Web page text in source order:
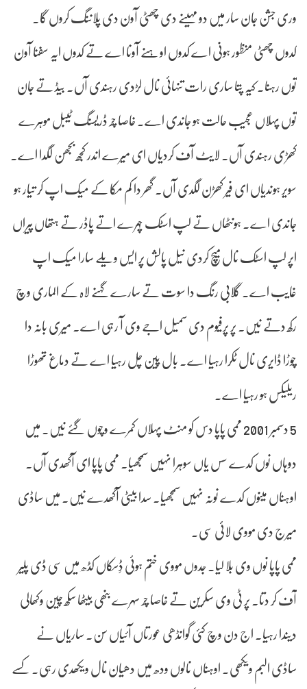
وری جشن جان سار میں دو مہینے دی چھٹی آون دی پلاننگ کروں گا۔
کدوں چھٹی منظور ہونی اے کدوں اوہنے آونا اے تے کدوں ایہ سفنا آون
توں رہنا۔ کیہ پتا ساری رات تنہائی نال لڑدی رہندی آں۔ بیڈ تے جان
توں پہلاں عجیب حالت ہو جاندی اے۔ خاصا چر ڈریسنگ ٹیبل موہرے
کھڑی رہندی آں۔ لایٹ آف کردیاں ای میرے اندر کجھ بجھن لگدا اے۔
سویر ہوندیاں ای فیر کھڑن لگدی آں۔ گھر دا کم مکا کے میک اپ کر تیار ہو
جاندی اے۔ ہونٹھاں تے لپ اسٹک چہرے اتے پاڈر تے ہتھاں پیراں
اپر لپ اسٹک نال میچ کردی نیل پالش پر ایس ویلے سارا میک اپ
غایب اے۔ گلابی رنگ دا سوت تے سارے گہنے لاہ کے الماری وچ
رکھ دتے نیں۔ پر پرفیوم دی سمیل اجے وی آ رہی اے۔ میری بانہ دا
چوڑا ڈایری نال ٹکرا رہیا اے۔ بال پین چل رہیا اے تے دماغ تھوڑا
ریلیکس ہو رہیا اے۔
5 دسمبر 2001 ممی پاپا دس کو منٹ پہلاں کمرے وچوں گئے نیں۔ میں
دوہاں نوں کدے سس یاں سوہرا نہیں سمجھیا۔ ممی پاپا ای آکھدی آں۔
اوہناں مینوں کدے نونہ نہیں سمجھیا۔ سدا بیٹی آکھدے نیں۔ میں ساڈی
میرج دی مووی لائی سی۔
ممی پاپا نوں وی بلا لیا۔ جدوں مووی ختم ہوئی ڈِسکاں کڈھ میں سی ڈی پلیر
آف کر دتا۔ پر ٹی وی سکرین تے خاصا چر سہرے بنھی بیٹھا سکھ چین وکھالی
دیندا رہیا۔ اج دن وچ کئی گوانڈھی عورتاں آئیاں سن۔ ساریاں نے
ساڈی البم ویکھی۔ اوہناں نالوں ودھ میں دھیان نال ویکھدی رہی۔ کسے